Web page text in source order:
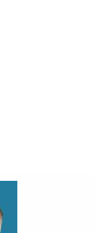
rencontrés au
fonds récente
son empreinte
guides locaux
durables.